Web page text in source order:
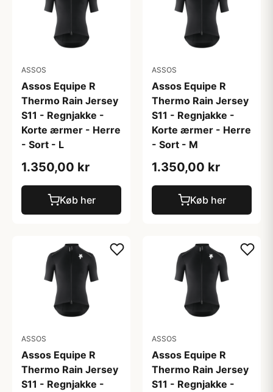
ASSOS
Assos Equipe R
Thermo Rain Jersey
S11 - Regnjakke -
Korte ærmer - Herre
- Sort - L
1.350,00 kr
Køb her
ASSOS
Assos Equipe R
Thermo Rain Jersey
S11 - Regnjakke -
Korte ærmer - Herre
- Sort - M
1.350,00 kr
Køb her
ASSOS
Assos Equipe R
Thermo Rain Jersey
S11 - Regnjakke -
ASSOS
Assos Equipe R
Thermo Rain Jersey
S11 - Regnjakke -